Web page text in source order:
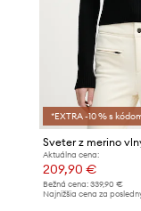
*EXTRA -10 % s
Aktuálna cena:
209,90 €
Bežná cena: 339,90 €
Najnižšia cena za